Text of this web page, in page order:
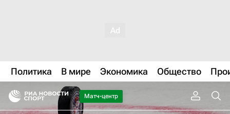
Политика В мире Экономика Общество
Матч-центр